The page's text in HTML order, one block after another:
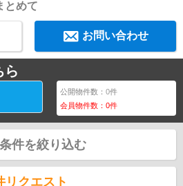
とめて
お問い合わせ
ら
公開物件数：0件
会員物件数：0件
件を絞り込む
リクエスト